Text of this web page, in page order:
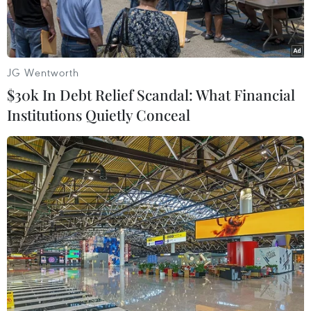
Các phương tiện tham gia giao thông gặp khó khăn do mưa
lớn. (Ảnh: Nguyễn Oanh/TTXVN)
Theo Trung tâm Dự báo khí tượng Thủy văn
Quốc gia, trạng thái âm u, mưa rải rác sẽ tiếp
tục kéo dài đến ngày 22/9, mưa tập trung nhiều
ở vùng đồng bằng ven biển, nên người dân cần
JG Wentworth
$30k In Debt Relief Scandal: What Financial
Institutions Quietly Conceal